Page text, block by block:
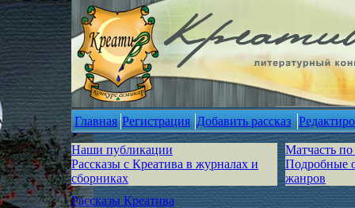
Главная Регистрация Добавить рассказ
Наши публикации
Рассказы с Креатива в журналах и
сборниках
Матчасть
Подробные
жанров
Рассказы Креатива